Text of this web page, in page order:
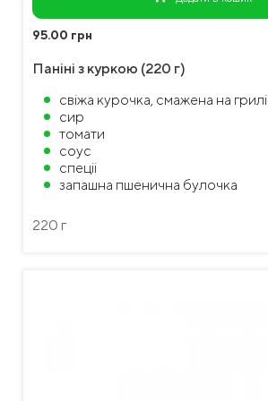
95.00 грн
Паніні з куркою (220 г)
свіжа курочка, смажена на грилі
сир
томати
соус
спеціі
запашна пшенична булочка
220 г